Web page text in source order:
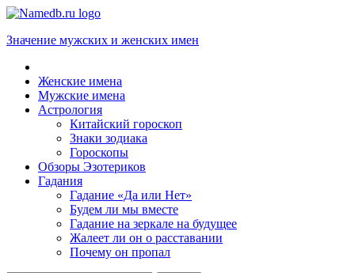
Значение мужских и женских имен
Женские имена
Мужские имена
Астрология
Китайский гороскоп
Знаки зодиака
Гороскопы
Обзоры Эзотериков
Гадания
Гадание «Да или Нет»
Будем ли мы вместе
Гадание на зеркале на будущее
Жалеет ли он о расставании
Почему он пропал